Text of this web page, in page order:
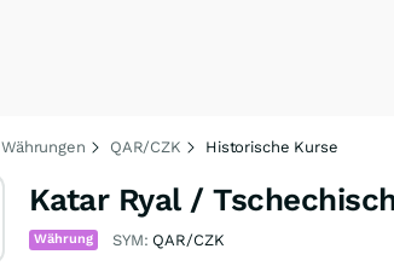
Währungen QAR/CZK Historische Kurse
Katar Ryal /
Währung SYM: QAR/CZK